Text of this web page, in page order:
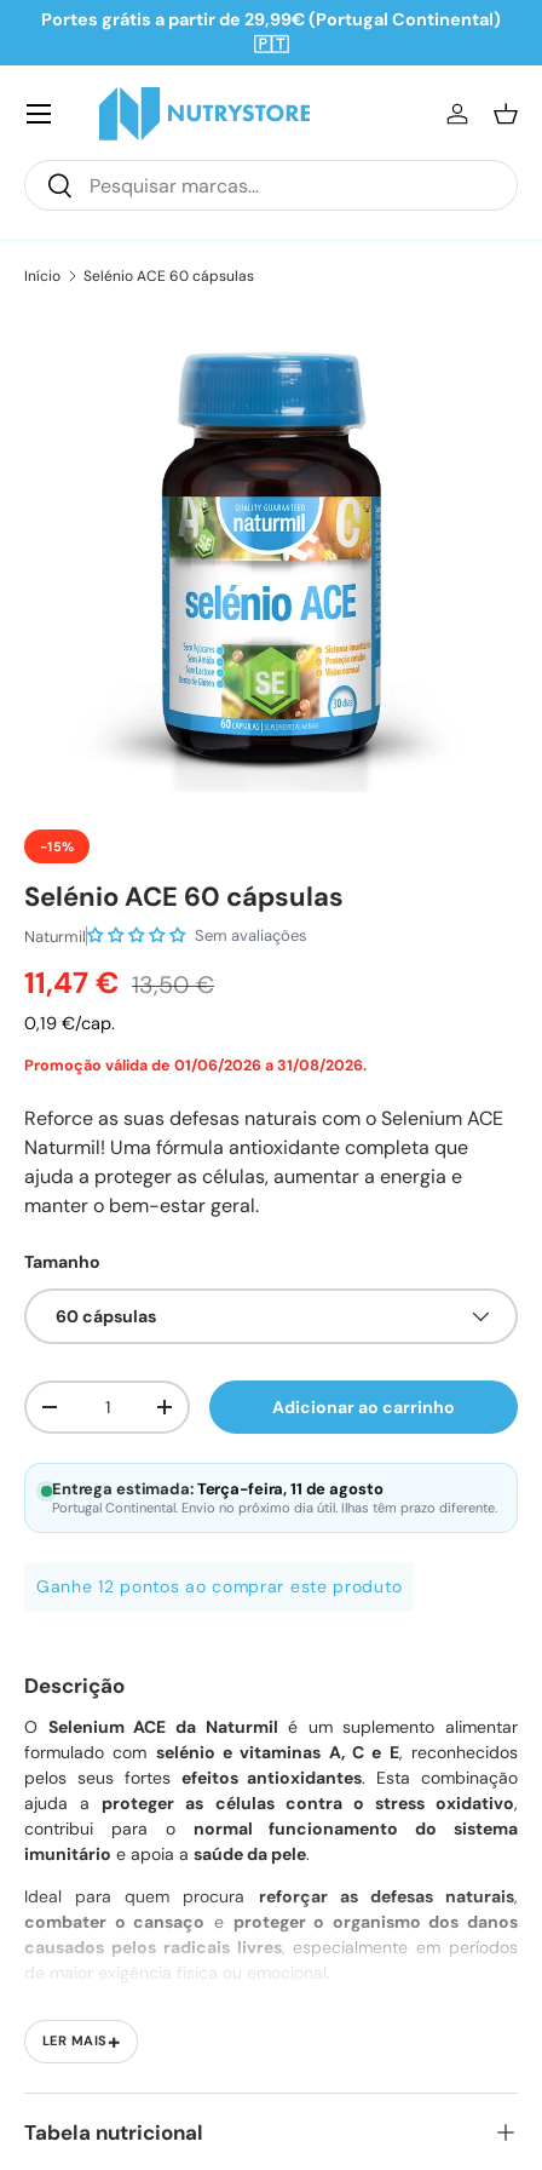
Portes grátis a partir de 29,99€ (Portugal Continental)
🇵🇹
Pesquisar
Pesquisar
Iniciar
Início Selénio ACE 60 cápsulas
Saltar para a informação do produto
-15%
Selénio ACE 60 cápsulas
Naturmil Sem avaliações
Preço de venda
11,47 € Preço normal
13,50 €
0,19 €/cap.
Promoção válida de 01/06/2026 a 31/08/2026.
Reforce as suas defesas naturais com o Selenium ACE
Naturmil! Uma fórmula antioxidante completa que
ajuda a proteger as células, aumentar a energia e
manter o bem-estar geral.
Tamanho
60 cápsulas
Qtd.
Diminuir quantidadeAumente a quantidadeAdicionar ao carrinho
Entrega estimada:Terça-feira, 11 de agosto
Portugal Continental. Envio no próximo dia útil. Ilhas têm prazo diferente.
Ganhe 12 pontos ao comprar este produto
Descrição
O Selenium ACE da Naturmil é um suplemento alimentar
formulado com selénio e vitaminas A, C e E, reconhecidos
pelos seus fortes efeitos antioxidantes. Esta combinação
ajuda a proteger as células contra o stress oxidativo,
contribui para o normal funcionamento do sistema
imunitário e apoia a saúde da pele.
Ideal para quem procura reforçar as defesas naturais,
combater o cansaço e proteger o organismo dos danos
causados pelos radicais livres, especialmente em períodos
de maior exigência física ou emocional.
LER MAIS+
Tabela nutricional